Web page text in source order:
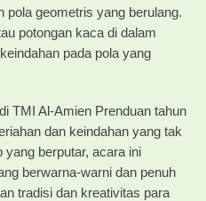
pola geometris yang berulang.
potongan kaca di dalam
pada pola yang
TMI Al-Amien Prenduan tahun
dan keindahan yang tak
yang berputar, acara ini
berwarna-warni dan penuh
tradisi dan kreativitas para